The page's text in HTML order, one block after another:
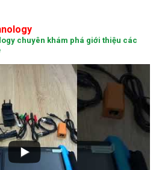
chuyên khám phá giới thiệu các